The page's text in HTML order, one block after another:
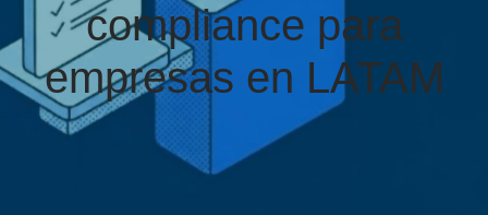
compliance para
empresas en LATAM